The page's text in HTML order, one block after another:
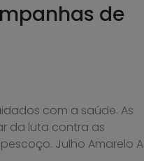
de
com a saúde. As
da luta contra as
Julho Amarelo A